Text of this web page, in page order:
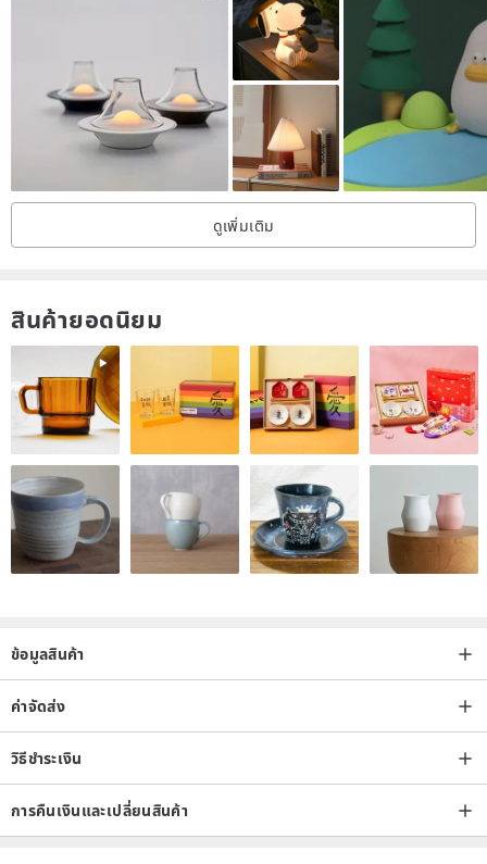
Sometimes, one needs to walk a short distance back to better
understand how to move forward.
This time, Shuhuo once again returned to his hometown in Puli,
Changchun Cotton Paper Factory, the oldest surviving handmade
paper factory in Taiwan, and once again got close to his mother's
body temperature after 55 cold and heat.
"We asked.
The master stopped his hands immersed in the paper making
trough, turned his head and smiled, with a pinch of pulp still on his
hands. "The thing is right, it won't be outdated in a hundred years; if
the method is right, it's worth doing a hundred times the time. 』
The simple answer is that we have heard the wisdom and emotions
sorted out over the years, and let Shuhuo continue to draw a line
between traditional craftsmanship and contemporary design, and
let the details of life experience grow by itself.
moment of stopping, and reconsidered the attitude of "good. Life".
"Tree Fire Good Life" I will stop talking about design with you if it is
too far from life.
Origin / manufacturing method
Handmade
ดูเพิ่มเติม
สินค้ายอดนิยม
ข้อมูลสินค้า
ค่าจัดส่ง
วิธีชำระเงิน
การคืนเงินและเปลี่ยนสินค้า